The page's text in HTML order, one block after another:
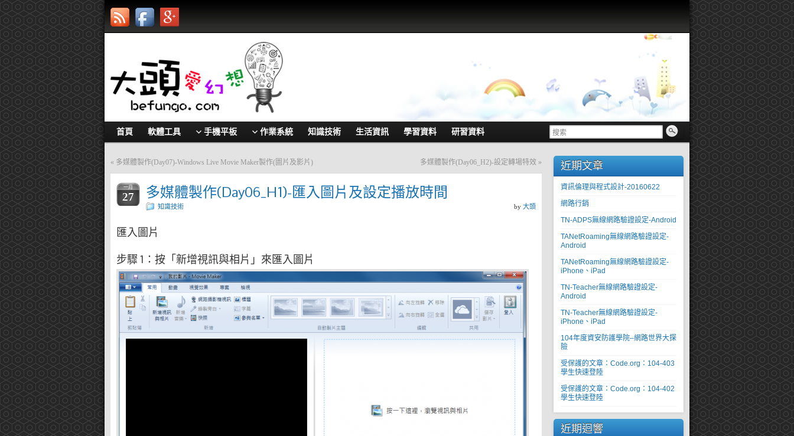
首頁 軟體工具 手機平板 作業系統 知識技術 生活資訊 學習資料 研習資料
« 多媒體製作(Day07)-Windows Live Movie Maker製作(圖片及影片) 多媒體製作(Day06_H2)-設定轉場特效 »
一月
27 多媒體製作(Day06_H1)-匯入圖片及設定播放時間
知識技術 by 大頭
匯入圖片
步驟 1：按「新增視訊與相片」來匯入圖片
近期文章
資訊倫理與程式設計-20160622
網路行銷
TN-ADPS無線網路驗證設定-Android
TANetRoaming無線網路驗證設定-
Android
TANetRoaming無線網路驗證設定-
iPhone、iPad
TN-Teacher無線網路驗證設定-
Android
TN-Teacher無線網路驗證設定-
iPhone、iPad
104年度資安防護學院–網路世界大探
險
受保護的文章：Code.org：104-403
學生快速登陸
受保護的文章：Code.org：104-402
學生快速登陸
近期迴響